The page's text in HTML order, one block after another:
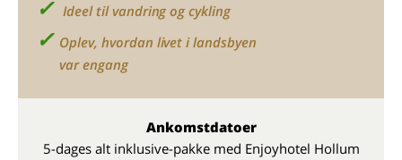
Ideel til vandring og cykling
Oplev, hvordan livet i landsbyen
var engang
Ankomstdatoer
5-dages alt inklusive-pakke med Enjoyhotel Hollum